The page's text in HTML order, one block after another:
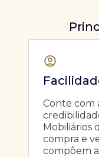
Conte com
Mobiliários
compra e
compõem